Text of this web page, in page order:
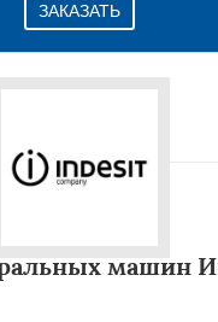
ЗАКАЗАТЬ
машин